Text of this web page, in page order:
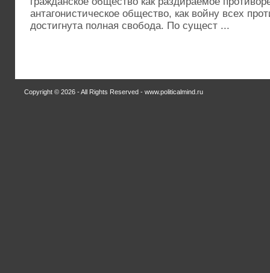
антагонистическое общество, как войну всех
достигнута полная свобода. По сущест ...
Copyright © 2026 - All Rights Reserved - www.politicalmind.ru